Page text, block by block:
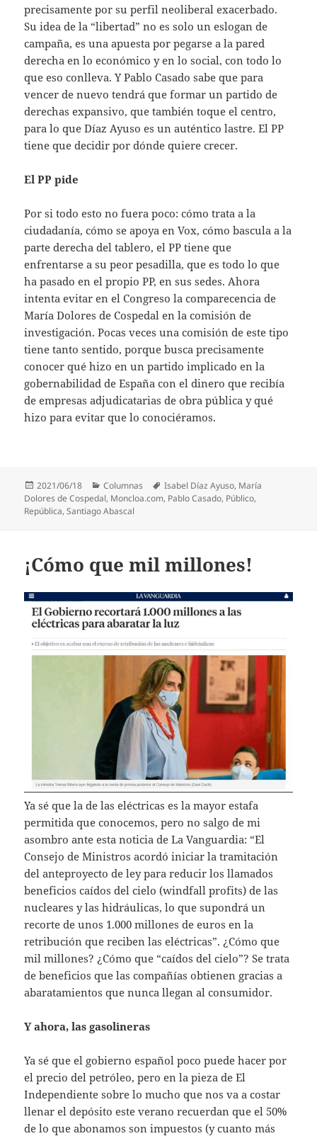
precisamente por su perfil neoliberal exacerbado.
Su idea de la “libertad” no es solo un eslogan de
campaña, es una apuesta por pegarse a la pared
derecha en lo económico y en lo social, con todo lo
que eso conlleva. Y Pablo Casado sabe que para
vencer de nuevo tendrá que formar un partido de
derechas expansivo, que también toque el centro,
para lo que Díaz Ayuso es un auténtico lastre. El PP
tiene que decidir por dónde quiere crecer.
El PP pide
Por si todo esto no fuera poco: cómo trata a la
ciudadanía, cómo se apoya en Vox, cómo bascula a la
parte derecha del tablero, el PP tiene que
enfrentarse a su peor pesadilla, que es todo lo que
ha pasado en el propio PP, en sus sedes. Ahora
intenta evitar en el Congreso la comparecencia de
María Dolores de Cospedal en la comisión de
investigación. Pocas veces una comisión de este tipo
tiene tanto sentido, porque busca precisamente
conocer qué hizo en un partido implicado en la
gobernabilidad de España con el dinero que recibía
de empresas adjudicatarias de obra pública y qué
hizo para evitar que lo conociéramos.
Publicado
el
2021/06/18 Categorías
Columnas Etiquetas
Isabel Díaz Ayuso, María
Dolores de Cospedal, Moncloa.com, Pablo Casado, Público,
República,Santiago Abascal
¡Cómo que mil millones!
Ya sé que la de las eléctricas es la mayor estafa
permitida que conocemos, pero no salgo de mi
asombro ante esta noticia de La Vanguardia: “El
Consejo de Ministros acordó iniciar la tramitación
del anteproyecto de ley para reducir los llamados
beneficios caídos del cielo (windfall profits) de las
nucleares y las hidráulicas, lo que supondrá un
recorte de unos 1.000 millones de euros en la
retribución que reciben las eléctricas”. ¿Cómo que
mil millones? ¿Cómo que “caídos del cielo”? Se trata
de beneficios que las compañías obtienen gracias a
abaratamientos que nunca llegan al consumidor.
Y ahora, las gasolineras
Ya sé que el gobierno español poco puede hacer por
el precio del petróleo, pero en la pieza de El
Independiente sobre lo mucho que nos va a costar
llenar el depósito este verano recuerdan que el 50%
de lo que abonamos son impuestos (y cuanto más